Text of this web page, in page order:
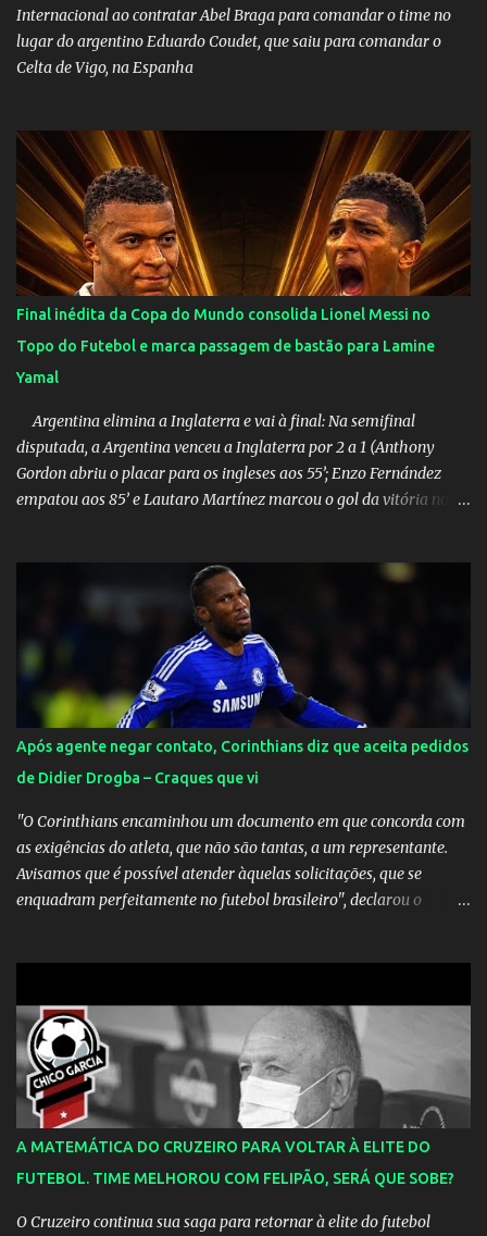
Internacional ao contratar Abel Braga para comandar o time no
lugar do argentino Eduardo Coudet, que saiu para comandar o
Celta de Vigo, na Espanha
Final inédita da Copa do Mundo consolida Lionel Messi no
Topo do Futebol e marca passagem de bastão para Lamine
Yamal
Argentina elimina a Inglaterra e vai à final: Na semifinal
disputada, a Argentina venceu a Inglaterra por 2 a 1 (Anthony
Gordon abriu o placar para os ingleses aos 55’; Enzo Fernández
empatou aos 85’ e Lautaro Martínez marcou o gol da vitória nos
Inglaterra durante o jogo.
Após agente negar contato, Corinthians diz que aceita pedidos
de Didier Drogba – Craques que vi
"O Corinthians encaminhou um documento em que concorda com
as exigências do atleta, que não são tantas, a um representante.
Avisamos que é possível atender àquelas solicitações, que se
enquadram perfeitamente no futebol brasileiro", declarou o
o clube paulista. "Nós jamais estivemos em contato com o
Corinthians. Temos que acabar com todos os rumores" , disse
Tcherno Seydi, ao jornal francês L'Équipe. Inicialmente, Adauto
era contrário à aposta em Drogba, reforço vislumbrado pelo
departamento de marketing do Corinthians. Uma conversa com o
presidente Roberto de Andrade, animado com a boa repercussão
com que ele mudasse a sua opinião. Fonte: ESPN.com.br
A MATEMÁTICA DO CRUZEIRO PARA VOLTAR À ELITE DO
FUTEBOL. TIME MELHOROU COM FELIPÃO, SERÁ QUE SOBE?
O Cruzeiro continua sua saga para retornar à elite do futebol